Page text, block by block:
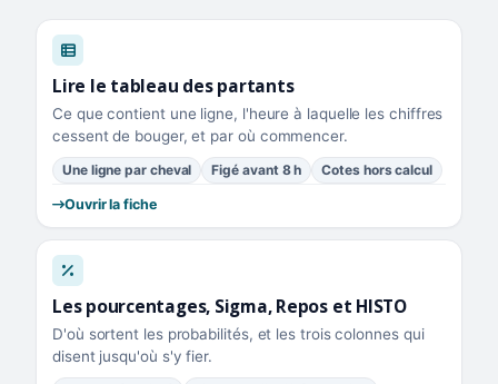
Lire le tableau des partants
Ce que contient une ligne, l'heure à laquelle les chiffres
cessent de bouger, et par où commencer.
Une ligne par cheval Figé avant 8 h Cotes hors calcul
Ouvrir la fiche
Les pourcentages, Sigma, Repos et HISTO
D'où sortent les probabilités, et les trois colonnes qui
disent jusqu'où s'y fier.